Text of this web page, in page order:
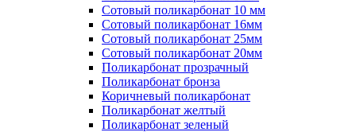
Сотовый поликарбонат 10 мм
Сотовый поликарбонат 16мм
Сотовый поликарбонат 25мм
Сотовый поликарбонат 20мм
Поликарбонат прозрачный
Поликарбонат бронза
Коричневый поликарбонат
Поликарбонат желтый
Поликарбонат зеленый